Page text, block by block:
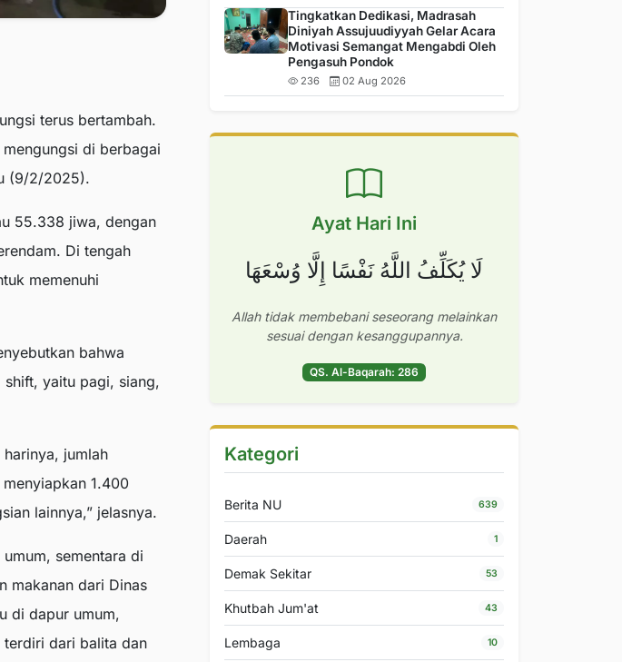
terus bertambah.
di berbagai
(9/2/2025).
55.338 jiwa, dengan
Di tengah
memenuhi
bahwa
yaitu pagi, siang,
jumlah
1.400
lainnya,” jelasnya.
sementara di
makanan dari Dinas
di dapur umum,
terdiri dari balita dan
Tingkatkan Dedikasi, Madrasah
Diniyah Assujuudiyyah Gelar Acara
Motivasi Semangat Mengabdi Oleh
Pengasuh Pondok
236 02 Aug 2026
Ayat Hari Ini
لَا يُكَلِّفُ اللَّهُ نَفْسًا إِلَّا وُسْعَهَا
Allah tidak membebani seseorang melainkan
sesuai dengan kesanggupannya.
QS. Al-Baqarah: 286
Kategori
Berita NU 639
Daerah 1
Demak Sekitar 53
Khutbah Jum'at 43
Lembaga 10